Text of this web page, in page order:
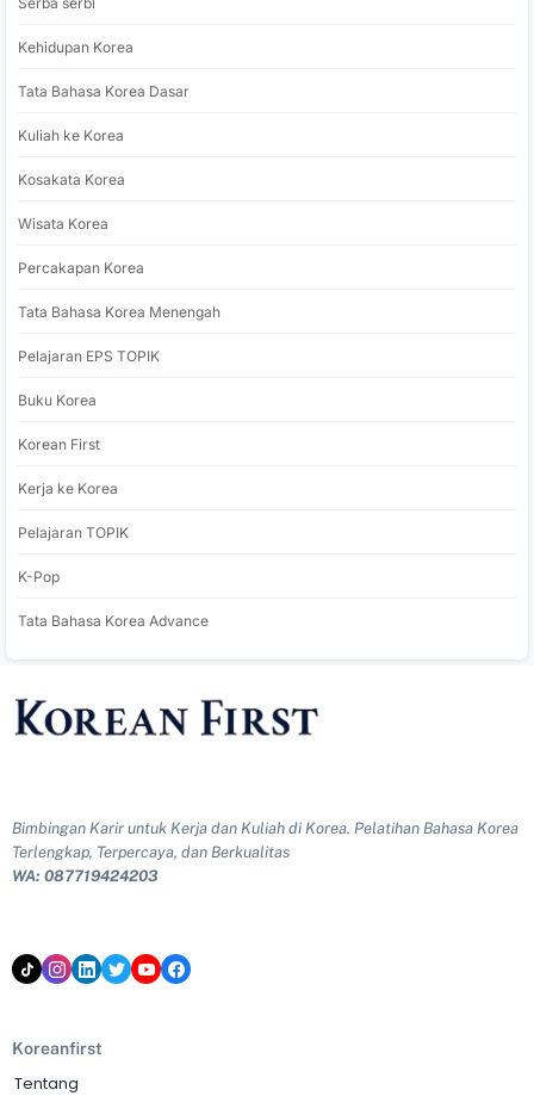
Kehidupan Korea
Tata Bahasa Korea Dasar
Kuliah ke Korea
Kosakata Korea
Wisata Korea
Percakapan Korea
Tata Bahasa Korea Menengah
Pelajaran EPS TOPIK
Buku Korea
Korean First
Kerja ke Korea
Pelajaran TOPIK
K-Pop
Tata Bahasa Korea Advance
Bimbingan Karir untuk Kerja dan Kuliah di Korea. Pelatihan Bahasa Korea
Terlengkap, Terpercaya, dan Berkualitas
WA: 087719424203
Koreanfirst
Tentang